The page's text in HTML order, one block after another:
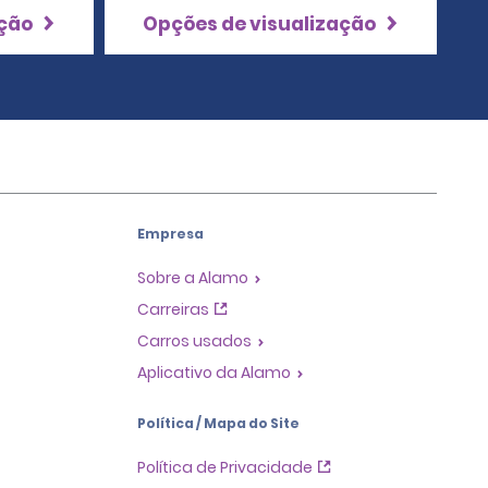
Opções de visualização
Empresa
Sobre a Alamo
Carreiras
Carros usados
Aplicativo da Alamo
Política / Mapa do Site
Política de Privacidade